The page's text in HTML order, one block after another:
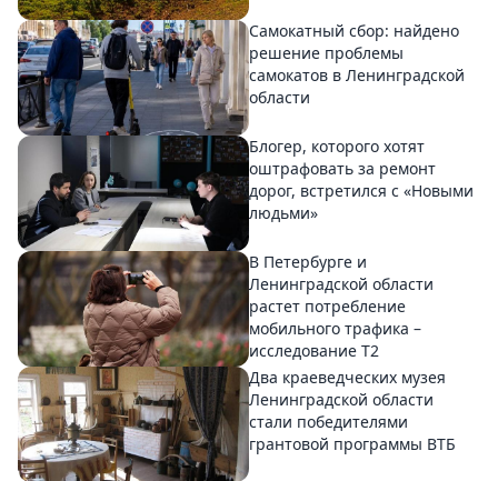
Самокатный сбор: найдено
решение проблемы
самокатов в Ленинградской
области
Блогер, которого хотят
оштрафовать за ремонт
дорог, встретился с «Новыми
людьми»
В Петербурге и
Ленинградской области
растет потребление
мобильного трафика –
исследование T2
Два краеведческих музея
Ленинградской области
стали победителями
грантовой программы ВТБ